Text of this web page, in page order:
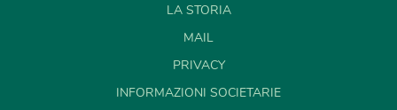
LA STORIA
MAIL
PRIVACY
INFORMAZIONI SOCIETARIE